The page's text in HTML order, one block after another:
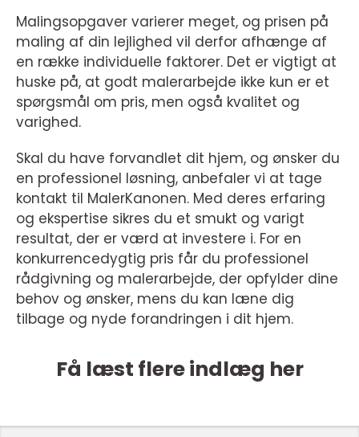
Malingsopgaver varierer meget, og prisen på
maling af din lejlighed vil derfor afhænge af
en række individuelle faktorer. Det er vigtigt at
huske på, at godt malerarbejde ikke kun er et
spørgsmål om pris, men også kvalitet og
varighed.
Skal du have forvandlet dit hjem, og ønsker du
en professionel løsning, anbefaler vi at tage
kontakt til MalerKanonen. Med deres erfaring
og ekspertise sikres du et smukt og varigt
resultat, der er værd at investere i. For en
konkurrencedygtig pris får du professionel
rådgivning og malerarbejde, der opfylder dine
behov og ønsker, mens du kan læne dig
tilbage og nyde forandringen i dit hjem.
Få læst flere indlæg her